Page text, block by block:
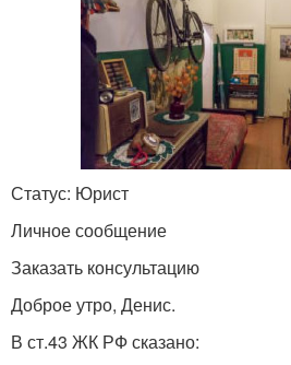
Статус: Юрист
Личное сообщение
Заказать консультацию
Доброе утро, Денис.
В ст.43 ЖК РФ сказано: